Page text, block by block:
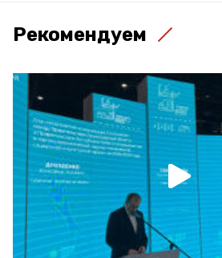
Рекомендуем